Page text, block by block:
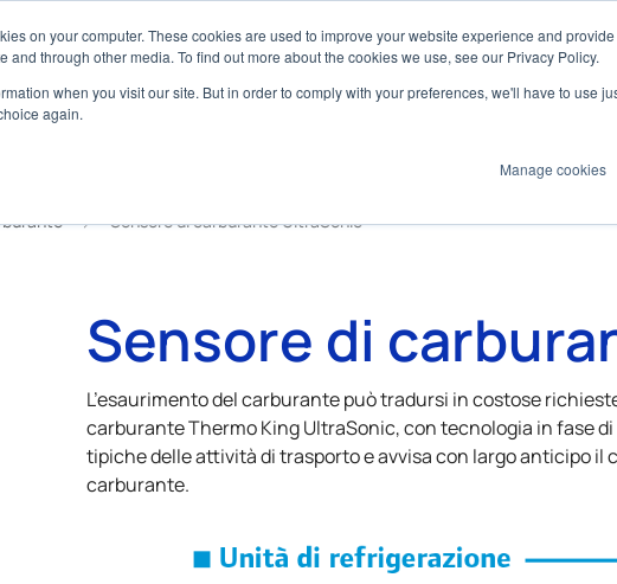
on your computer. These cookies are used to improve your website experience and
and through other media. To find out more about the cookies we use, see our Privacy Policy.
when you visit our site. But in order to comply with your preferences, we'll have to use
again.
Manage cookies
multimediale Marine
ProdottiTecnologieServizi
Sensore di carburante UltraSonic
Sensore di
L’esaurimento del carburante può tradursi in costose
carburanteThermo KingUltraSonic, con tecnologia in fase
tipiche delle attività di trasporto e avvisa con largo anticipo il
carburante.